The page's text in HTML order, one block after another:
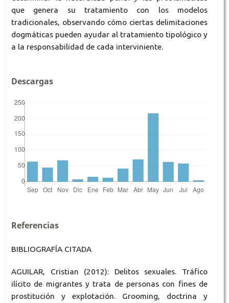
que genera su tratamiento con los modelos
tradicionales, observando cómo ciertas delimitaciones
dogmáticas pueden ayudar al tratamiento tipológico y
a la responsabilidad de cada interviniente.
Descargas
Referencias
BIBLIOGRAFÍA CITADA
AGUILAR, Cristian (2012): Delitos sexuales. Tráfico
ilícito de migrantes y trata de personas con fines de
prostitución y explotación. Grooming, doctrina y